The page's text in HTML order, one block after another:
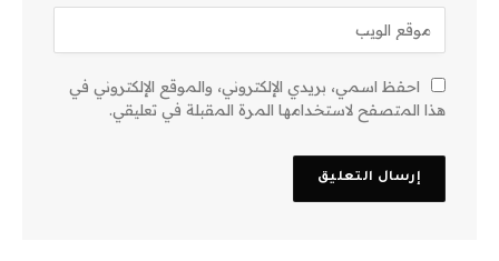
احفظ اسمي، بريدي الإلكتروني، والموقع الإلكتروني في
هذا المتصفح لاستخدامها المرة المقبلة في تعليقي.